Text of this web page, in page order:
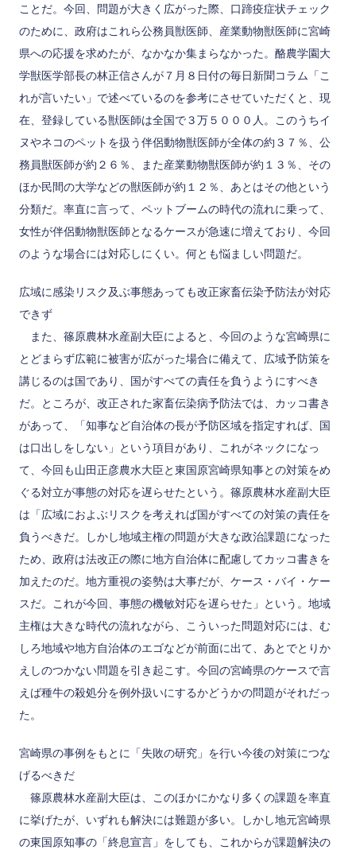
ことだ。今回、問題が大きく広がった際、口蹄疫症状チェック
のために、政府はこれら公務員獣医師、産業動物獣医師に宮崎
県への応援を求めたが、なかなか集まらなかった。酪農学園大
学獣医学部長の林正信さんが７月８日付の毎日新聞コラム「こ
れが言いたい」で述べているのを参考にさせていただくと、現
在、登録している獣医師は全国で３万５０００人。このうちイ
ヌやネコのペットを扱う伴侶動物獣医師が全体の約３７％、公
務員獣医師が約２６％、また産業動物獣医師が約１３％、その
ほか民間の大学などの獣医師が約１２％、あとはその他という
分類だ。率直に言って、ペットブームの時代の流れに乗って、
女性が伴侶動物獣医師となるケースが急速に増えており、今回
のような場合には対応しにくい。何とも悩ましい問題だ。
広域に感染リスク及ぶ事態あっても改正家畜伝染予防法が対応
できず
また、篠原農林水産副大臣によると、今回のような宮崎県に
とどまらず広範に被害が広がった場合に備えて、広域予防策を
講じるのは国であり、国がすべての責任を負うようにすべき
だ。ところが、改正された家畜伝染病予防法では、カッコ書き
があって、「知事など自治体の長が予防区域を指定すれば、国
は口出しをしない」という項目があり、これがネックになっ
て、今回も山田正彦農水大臣と東国原宮崎県知事との対策をめ
ぐる対立が事態の対応を遅らせたという。篠原農林水産副大臣
は「広域におよぶリスクを考えれば国がすべての対策の責任を
負うべきだ。しかし地域主権の問題が大きな政治課題になった
ため、政府は法改正の際に地方自治体に配慮してカッコ書きを
加えたのだ。地方重視の姿勢は大事だが、ケース・バイ・ケー
スだ。これが今回、事態の機敏対応を遅らせた」という。地域
主権は大きな時代の流れながら、こういった問題対応には、む
しろ地域や地方自治体のエゴなどが前面に出て、あとでとりか
えしのつかない問題を引き起こす。今回の宮崎県のケースで言
えば種牛の殺処分を例外扱いにするかどうかの問題がそれだっ
た。
宮崎県の事例をもとに「失敗の研究」を行い今後の対策につな
げるべきだ
篠原農林水産副大臣は、このほかにかなり多くの課題を率直
に挙げたが、いずれも解決には難題が多い。しかし地元宮崎県
の東国原知事の「終息宣言」をしても、これからが課題解決の